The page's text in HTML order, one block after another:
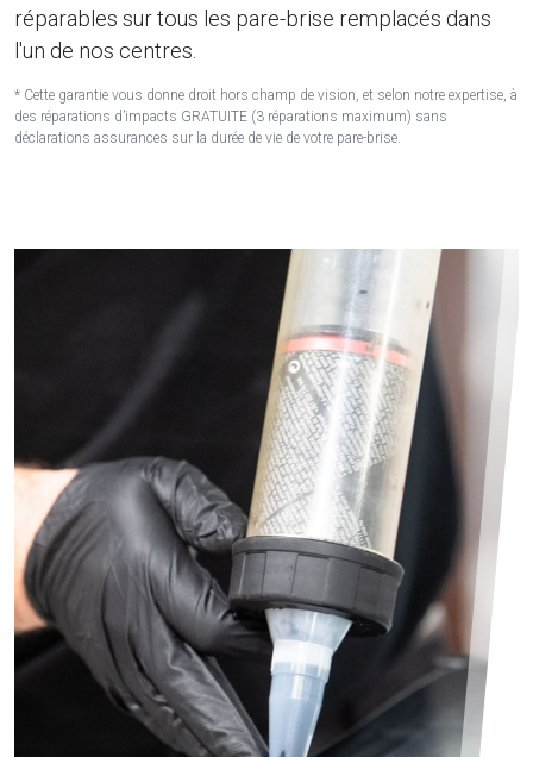
réparables sur tous les pare-brise remplacés dans
l'un de nos centres.
* Cette garantie vous donne droit hors champ de vision, et selon notre expertise, à
des réparations d’impacts GRATUITE (3 réparations maximum) sans
déclarations assurances sur la durée de vie de votre pare-brise.